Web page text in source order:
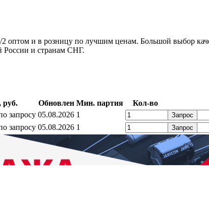
и в розницу по лучшим ценам. Большой выбор
России и странам СНГ.
руб. Обновлен Мин. партия
Кол-во
запросу 05.08.2026 1 Запрос
запросу 05.08.2026 1 Запрос